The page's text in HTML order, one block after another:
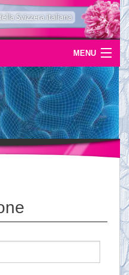
MENU